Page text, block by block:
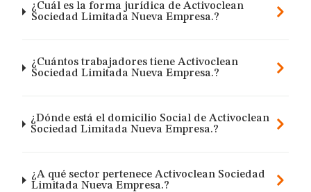
¿Cuál es la forma jurídica de Activoclean
Sociedad Limitada Nueva Empresa.?
¿Cuántos trabajadores tiene Activoclean
Sociedad Limitada Nueva Empresa.?
¿Dónde está el domicilio Social de Activoclean
Sociedad Limitada Nueva Empresa.?
¿A qué sector pertenece Activoclean Sociedad
Limitada Nueva Empresa.?